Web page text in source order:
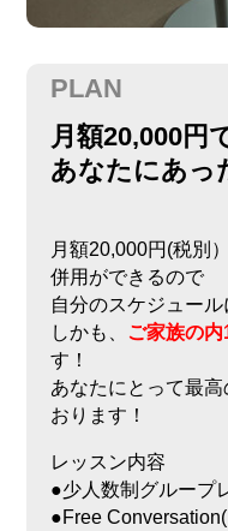
PLAN
月額20,000円
あなたにあっ
月額20,000円(税別
併用ができるので
自分のスケジュール
しかも、 ご家族の
す！
あなたにとって最
おります！
レッスン内容
●少人数制グループ
●Free